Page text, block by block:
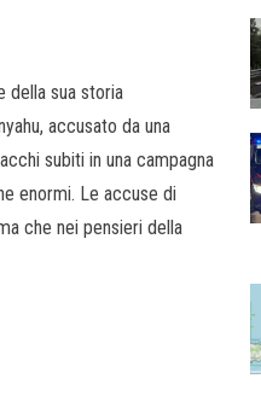
della sua storia
accusato da una
subiti in una campagna
enormi. Le accuse di
che nei pensieri della